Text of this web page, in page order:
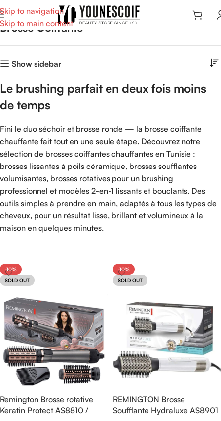
Skip to navigation
Skip to main content
Brosse Coiffante
Show sidebar
Le brushing parfait en deux fois moins
de temps
Fini le duo séchoir et brosse ronde — la brosse coiffante
chauffante fait tout en une seule étape. Découvrez notre
sélection de brosses coiffantes chauffantes en Tunisie :
brosses lissantes à poils céramique, brosses soufflantes
volumisantes, brosses rotatives pour un brushing
professionnel et modèles 2-en-1 lissants et bouclants. Des
outils simples à prendre en main, adaptés à tous les types de
cheveux, pour un résultat lisse, brillant et volumineux à la
maison en quelques minutes.
-10%
SOLD OUT
Remington Brosse rotative
Keratin Protect AS8810 /
-10%
SOLD OUT
REMINGTON Brosse
Soufflante Hydraluxe AS8901